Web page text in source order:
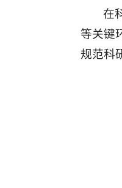
在
等关键
规范科